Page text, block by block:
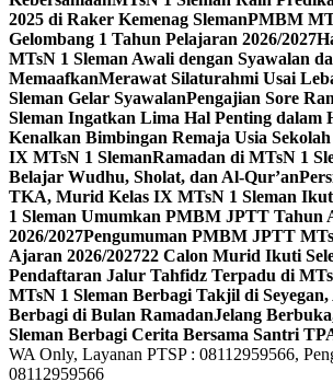
2025 di Raker Kemenag SlemanPMBM
Gelombang 1 Tahun Pelajaran 2026/2027
MTsN 1 Sleman Awali dengan Syawalan
MemaafkanMerawat Silaturahmi Usai
Sleman Gelar SyawalanPengajian Sore
Sleman Ingatkan Lima Hal Penting dalam
Kenalkan Bimbingan Remaja Usia
IX MTsN 1 SlemanRamadan di MTsN 1
Belajar Wudhu, Sholat, dan Al-Qur’an
TKA, Murid Kelas IX MTsN 1 Sleman
1 Sleman Umumkan PMBM JPTT Tahun
2026/2027Pengumuman PMBM JPTT
Ajaran 2026/202722 Calon Murid Ikuti
Pendaftaran Jalur Tahfidz Terpadu di
MTsN 1 Sleman Berbagi Takjil di
Berbagi di Bulan RamadanJelang
Sleman Berbagi Cerita Bersama Santri
WA Only, Layanan PTSP : 08112959566,
08112959566